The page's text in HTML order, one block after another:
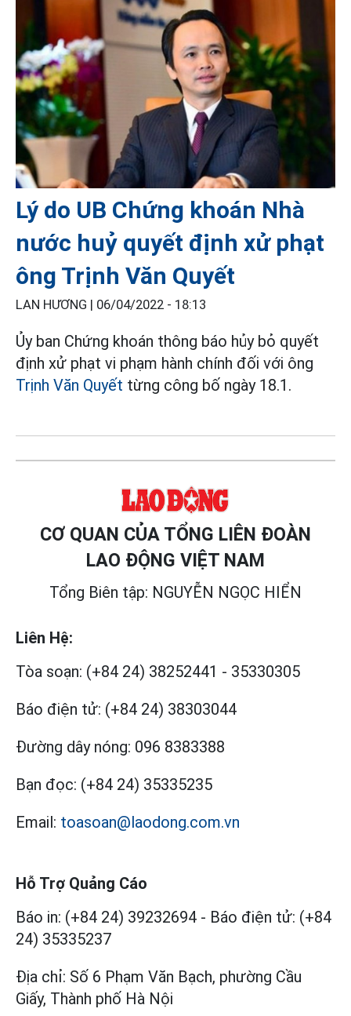
Lý do UB Chứng khoán Nhà
nước huỷ quyết định xử phạt
ông Trịnh Văn Quyết
LAN HƯƠNG | 06/04/2022 - 18:13
Ủy ban Chứng khoán thông báo hủy bỏ quyết
định xử phạt vi phạm hành chính đối với ông
Trịnh Văn Quyết từng công bố ngày 18.1.
CƠ QUAN CỦA TỔNG LIÊN ĐOÀN
LAO ĐỘNG VIỆT NAM
Tổng Biên tập: NGUYỄN NGỌC HIỂN
Liên Hệ:
Tòa soạn: (+84 24) 38252441 - 35330305
Báo điện tử: (+84 24) 38303044
Đường dây nóng: 096 8383388
Bạn đọc: (+84 24) 35335235
Email: toasoan@laodong.com.vn
Hỗ Trợ Quảng Cáo
Báo in: (+84 24) 39232694 - Báo điện tử: (+84
24) 35335237
Địa chỉ: Số 6 Phạm Văn Bạch, phường Cầu
Giấy, Thành phố Hà Nội